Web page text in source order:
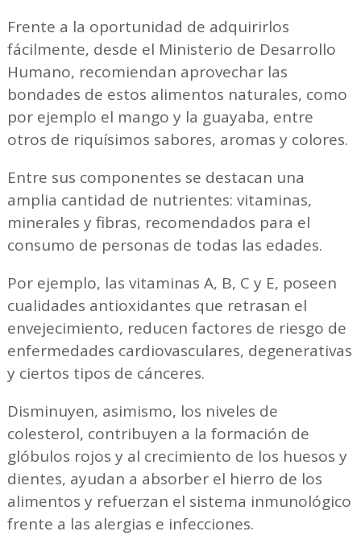
Frente a la oportunidad de adquirirlos
fácilmente, desde el Ministerio de Desarrollo
Humano, recomiendan aprovechar las
bondades de estos alimentos naturales, como
por ejemplo el mango y la guayaba, entre
otros de riquísimos sabores, aromas y colores.
Entre sus componentes se destacan una
amplia cantidad de nutrientes: vitaminas,
minerales y fibras, recomendados para el
consumo de personas de todas las edades.
Por ejemplo, las vitaminas A, B, C y E, poseen
cualidades antioxidantes que retrasan el
envejecimiento, reducen factores de riesgo de
enfermedades cardiovasculares, degenerativas
y ciertos tipos de cánceres.
Disminuyen, asimismo, los niveles de
colesterol, contribuyen a la formación de
glóbulos rojos y al crecimiento de los huesos y
dientes, ayudan a absorber el hierro de los
alimentos y refuerzan el sistema inmunológico
frente a las alergias e infecciones.